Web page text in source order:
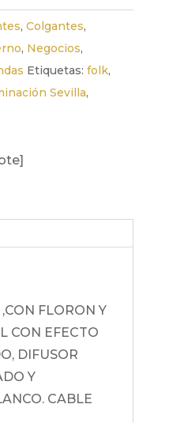
, Colgantes,
, Negocios,
Etiquetas: folk,
Sevilla,
FLORON Y
CON EFECTO
DIFUSOR
Y
CABLE